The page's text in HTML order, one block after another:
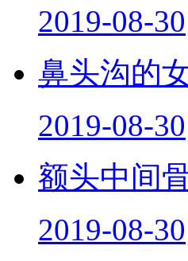
2019-08-30
鼻头沟的
2019-08-30
额头中间
2019-08-30